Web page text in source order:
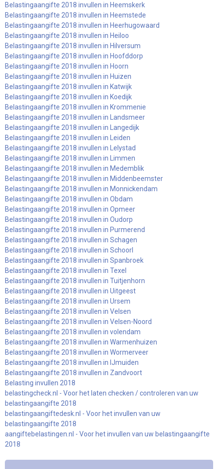
Belastingaangifte 2018 invullen in Heemskerk
Belastingaangifte 2018 invullen in Heemstede
Belastingaangifte 2018 invullen in Heerhugowaard
Belastingaangifte 2018 invullen in Heiloo
Belastingaangifte 2018 invullen in Hilversum
Belastingaangifte 2018 invullen in Hoofddorp
Belastingaangifte 2018 invullen in Hoorn
Belastingaangifte 2018 invullen in Huizen
Belastingaangifte 2018 invullen in Katwijk
Belastingaangifte 2018 invullen in Koedijk
Belastingaangifte 2018 invullen in Krommenie
Belastingaangifte 2018 invullen in Landsmeer
Belastingaangifte 2018 invullen in Langedijk
Belastingaangifte 2018 invullen in Leiden
Belastingaangifte 2018 invullen in Lelystad
Belastingaangifte 2018 invullen in Limmen
Belastingaangifte 2018 invullen in Medemblik
Belastingaangifte 2018 invullen in Middenbeemster
Belastingaangifte 2018 invullen in Monnickendam
Belastingaangifte 2018 invullen in Obdam
Belastingaangifte 2018 invullen in Opmeer
Belastingaangifte 2018 invullen in Oudorp
Belastingaangifte 2018 invullen in Purmerend
Belastingaangifte 2018 invullen in Schagen
Belastingaangifte 2018 invullen in Schoorl
Belastingaangifte 2018 invullen in Spanbroek
Belastingaangifte 2018 invullen in Texel
Belastingaangifte 2018 invullen in Tuitjenhorn
Belastingaangifte 2018 invullen in Uitgeest
Belastingaangifte 2018 invullen in Ursem
Belastingaangifte 2018 invullen in Velsen
Belastingaangifte 2018 invullen in Velsen-Noord
Belastingaangifte 2018 invullen in volendam
Belastingaangifte 2018 invullen in Warmenhuizen
Belastingaangifte 2018 invullen in Wormerveer
Belastingaangifte 2018 invullen in IJmuiden
Belastingaangifte 2018 invullen in Zandvoort
Belasting invullen 2018
belastingcheck.nl - Voor het laten checken / controleren van uw
belastingaangifte 2018
belastingaangiftedesk.nl - Voor het invullen van uw
belastingaangifte 2018
aangiftebelastingen.nl - Voor het invullen van uw belastingaangifte
2018